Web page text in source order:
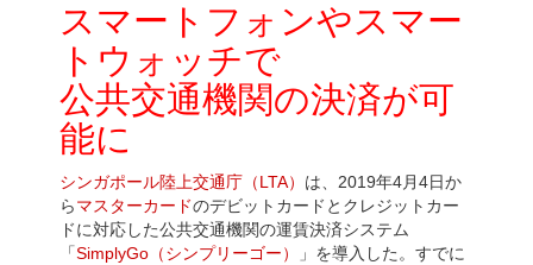
スマートフォンやスマー
トウォッチで
公共交通機関の決済が可
能に
シンガポール陸上交通庁（LTA） は、2019年4月4日か
らマスターカードのデビットカードとクレジットカー
ドに対応した公共交通機関の運賃決済システム
「SimplyGo（シンプリーゴー）
」を導入した。すでに